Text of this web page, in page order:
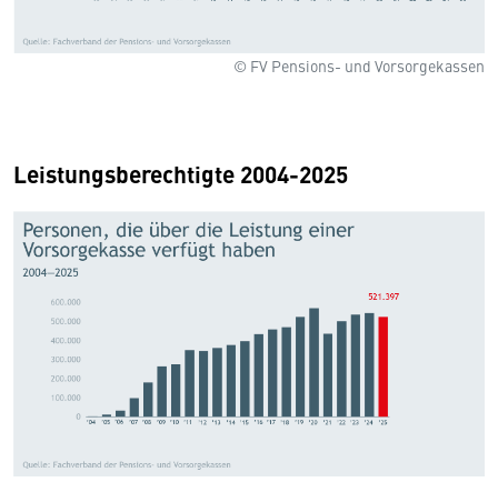
© FV Pensions- und Vorsorgekassen
Leistungsberechtigte 2004-2025